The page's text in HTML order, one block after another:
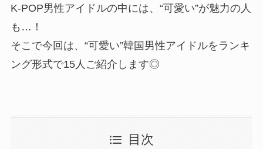
K-POP男性アイドルの中には、“可愛い”が魅力の人
も…！
そこで今回は、“可愛い”韓国男性アイドルをランキ
ング形式で15人ご紹介します◎
目次